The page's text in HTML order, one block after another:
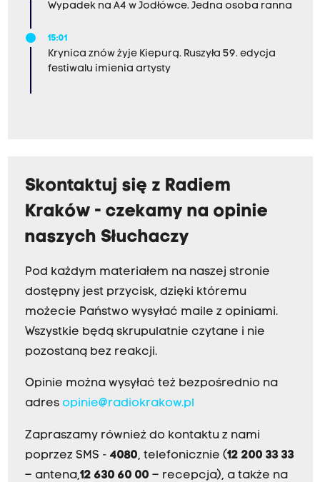
Wypadek na A4 w Jodłówce. Jedna osoba ranna
15:01
Krynica znów żyje Kiepurą. Ruszyła 59. edycja
festiwalu imienia artysty
Skontaktuj się z Radiem
Kraków - czekamy na opinie
naszych Słuchaczy
Pod każdym materiałem na naszej stronie
dostępny jest przycisk, dzięki któremu
możecie Państwo wysyłać maile z opiniami.
Wszystkie będą skrupulatnie czytane i nie
pozostaną bez reakcji.
Opinie można wysyłać też bezpośrednio na
adres opinie@radiokrakow.pl
Zapraszamy również do kontaktu z nami
poprzez SMS - 4080, telefonicznie (12 200 33 33
– antena,12 630 60 00 – recepcja), a także na